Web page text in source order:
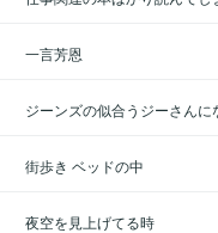
一言芳恩
ジーンズの似合うジーさんに
街歩き ベッドの中
夜空を見上げてる時